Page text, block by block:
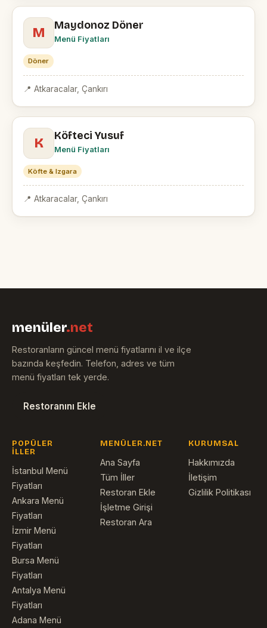
M Maydonoz Döner
Menü Fiyatları
Döner
📍 Atkaracalar, Çankırı
K Köfteci Yusuf
Menü Fiyatları
Köfte & Izgara
📍 Atkaracalar, Çankırı
menüler.net
Restoranların güncel menü fiyatlarını il ve ilçe
bazında keşfedin. Telefon, adres ve tüm
menü fiyatları tek yerde.
Restoranını Ekle
POPÜLER
İLLER
İstanbul Menü
Fiyatları
Ankara Menü
Fiyatları
İzmir Menü
Fiyatları
Bursa Menü
Fiyatları
Antalya Menü
Fiyatları
Adana Menü
MENÜLER.NET
Ana Sayfa
Tüm İller
Restoran Ekle
İşletme Girişi
Restoran Ara
KURUMSAL
Hakkımızda
İletişim
Gizlilik Politikası